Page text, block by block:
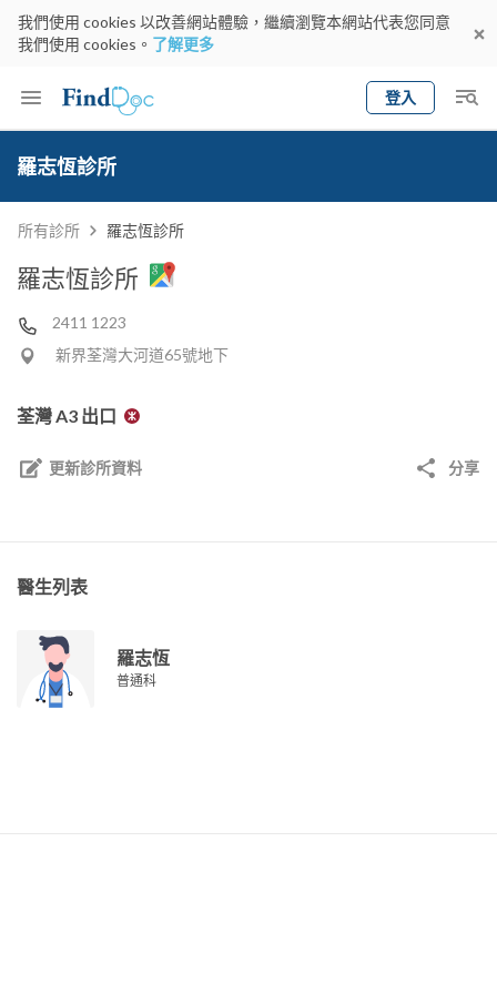
我們使用 cookies 以改善網站體驗，繼續瀏覽本網站代表您同意
我們使用 cookies。 了解更多
登入
Keyword
羅志恆診所
所有診所 羅志恆診所
羅志恆診所
2411 1223
新界荃灣大河道65號地下
荃灣 A3 出口
更新診所資料 分享
醫生列表
羅志恆
普通科